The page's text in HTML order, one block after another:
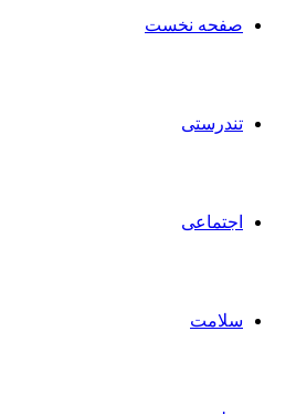
صفحه نخست
تندرستی
اجتماعی
سلامت